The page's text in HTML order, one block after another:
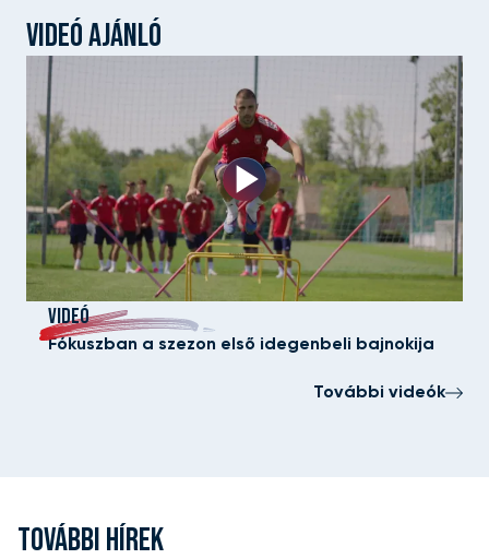
VIDEÓ AJÁNLÓ
VIDEÓ
Fókuszban a szezon első idegenbeli bajnokija
További videók
TOVÁBBI HÍREK